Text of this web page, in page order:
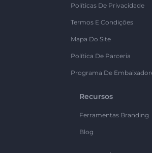
Políticas De Privacidade
Termos E Condições
Mapa Do Site
Política De Parceria
Programa De
Recursos
Ferramentas Branding
Blog